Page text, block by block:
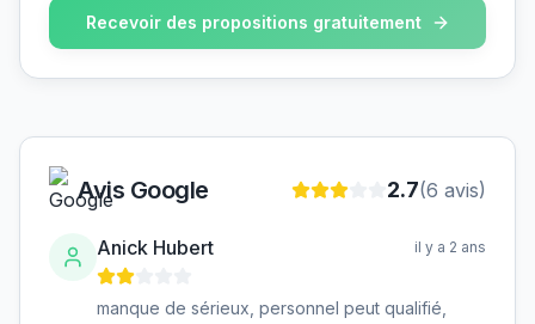
Recevoir des propositions gratuitement
Avis Google 2.7(6 avis)
Anick Hubert il y a 2 ans
manque de sérieux, personnel peut qualifié,